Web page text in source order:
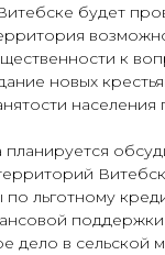
будет
к
новых
льготному
дело в сельской